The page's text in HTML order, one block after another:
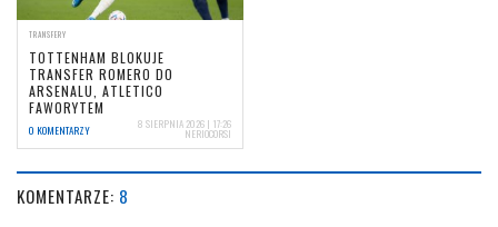
TRANSFERY
TOTTENHAM BLOKUJE
TRANSFER ROMERO DO
ARSENALU, ATLETICO
FAWORYTEM
0 KOMENTARZY 8 SIERPNIA 2026 | 17:26
NERIOCORSI
KOMENTARZE: 8